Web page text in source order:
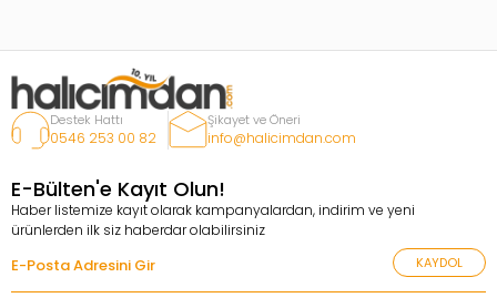
Destek Hattı
0546 253 00 82
Şikayet ve Öneri
info@halicimdan.com
E-Bülten'e Kayıt Olun!
Haber listemize kayıt olarak kampanyalardan, indirim ve yeni
ürünlerden ilk siz haberdar olabilirsiniz
KAYDOL